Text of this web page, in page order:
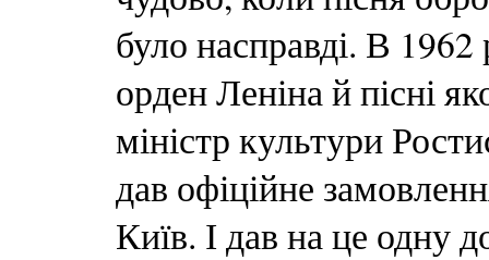
було насправді. В
орден Леніна й пісні
міністр культури
дав офіційне
Київ. І дав на це одну